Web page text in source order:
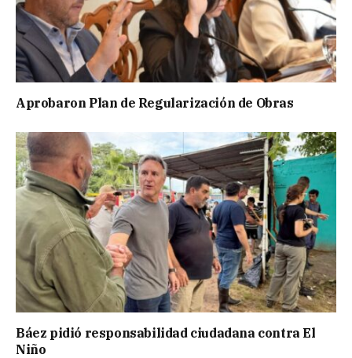
Aprobaron Plan de Regularización de Obras
Báez pidió responsabilidad ciudadana contra El
Niño